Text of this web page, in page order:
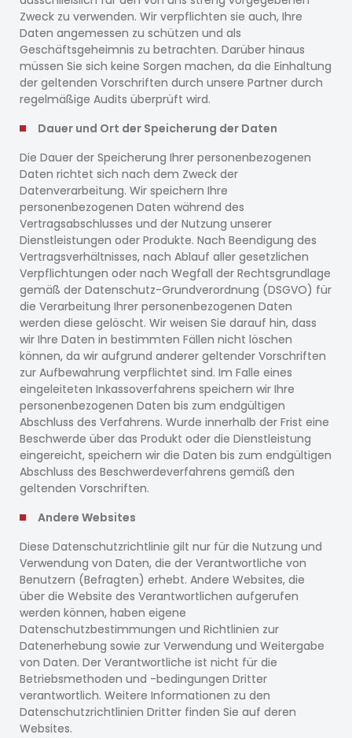
Zweck zu verwenden. Wir verpflichten sie auch, Ihre
Daten angemessen zu schützen und als
Geschäftsgeheimnis zu betrachten. Darüber hinaus
müssen Sie sich keine Sorgen machen, da die Einhaltung
der geltenden Vorschriften durch unsere Partner durch
regelmäßige Audits überprüft wird.
Dauer und Ort der Speicherung der Daten
Die Dauer der Speicherung Ihrer personenbezogenen
Daten richtet sich nach dem Zweck der
Datenverarbeitung. Wir speichern Ihre
personenbezogenen Daten während des
Vertragsabschlusses und der Nutzung unserer
Dienstleistungen oder Produkte. Nach Beendigung des
Vertragsverhältnisses, nach Ablauf aller gesetzlichen
Verpflichtungen oder nach Wegfall der Rechtsgrundlage
gemäß der Datenschutz-Grundverordnung (DSGVO) für
die Verarbeitung Ihrer personenbezogenen Daten
werden diese gelöscht. Wir weisen Sie darauf hin, dass
wir Ihre Daten in bestimmten Fällen nicht löschen
können, da wir aufgrund anderer geltender Vorschriften
zur Aufbewahrung verpflichtet sind. Im Falle eines
eingeleiteten Inkassoverfahrens speichern wir Ihre
personenbezogenen Daten bis zum endgültigen
Abschluss des Verfahrens. Wurde innerhalb der Frist eine
Beschwerde über das Produkt oder die Dienstleistung
eingereicht, speichern wir die Daten bis zum endgültigen
Abschluss des Beschwerdeverfahrens gemäß den
geltenden Vorschriften.
Andere Websites
Diese Datenschutzrichtlinie gilt nur für die Nutzung und
Verwendung von Daten, die der Verantwortliche von
Benutzern (Befragten) erhebt. Andere Websites, die
über die Website des Verantwortlichen aufgerufen
werden können, haben eigene
Datenschutzbestimmungen und Richtlinien zur
Datenerhebung sowie zur Verwendung und Weitergabe
von Daten. Der Verantwortliche ist nicht für die
Betriebsmethoden und -bedingungen Dritter
verantwortlich. Weitere Informationen zu den
Datenschutzrichtlinien Dritter finden Sie auf deren
Websites.